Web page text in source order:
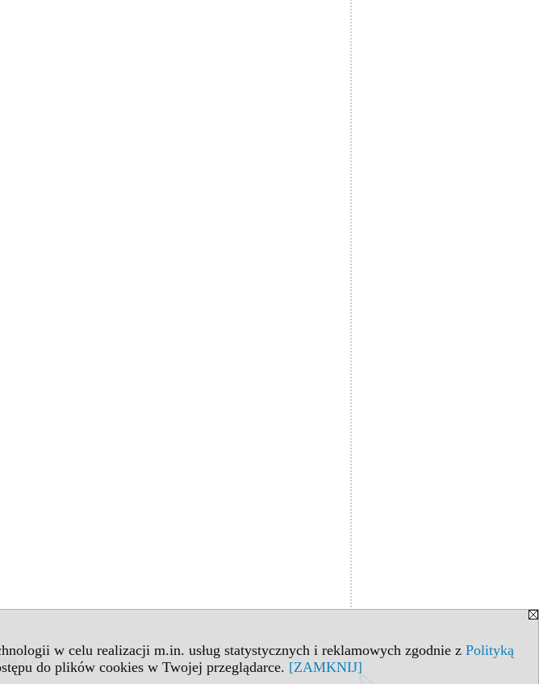
w celu realizacji m.in. usług statystycznych i reklamowych zgodnie z Polityką
do plików cookies w Twojej przeglądarce. [ZAMKNIJ]